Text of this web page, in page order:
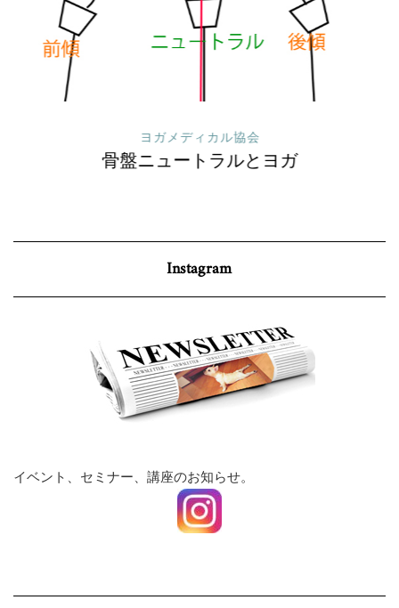
ヨガメディカル協会
骨盤ニュートラルとヨガ
Instagram
イベント、セミナー、講座のお知らせ。